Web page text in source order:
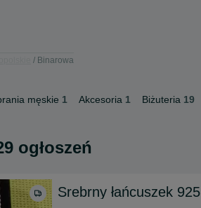
Binarowa
męskie 1 Akcesoria 1 Biżuteria 19
ogłoszeń
Srebrny łańcuszek 925